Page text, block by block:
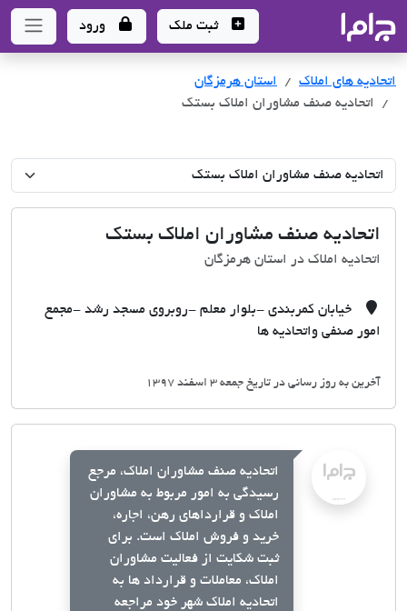
- سامانه جامع املاک و مشاورین املاک
ثبت ملک ورود
اتحادیه های املاک اتحادیه های املاک
استان هرمزگان
اتحادیه صنف مشاوران املاک بستک
اتحادیه صنف مشاوران املاک بستک
اتحادیه املاک در استان هرمزگان
خیابان کمربندی -بلوار معلم -روبروی مسجد رشد -مجمع
امور صنفی واتحادیه ها
آخرین به روز رسانی در تاریخ جمعه 3 اسفند 1397
اتحادیه صنف مشاوران املاک، مرجع
رسیدگی به امور مربوط به مشاوران
املاک و قرارداهای رهن، اجاره،
خرید و فروش املاک است. برای
ثبت شکایت از فعالیت مشاوران
املاک، معاملات و قرارداد ها به
اتحادیه املاک شهر خود مراجعه